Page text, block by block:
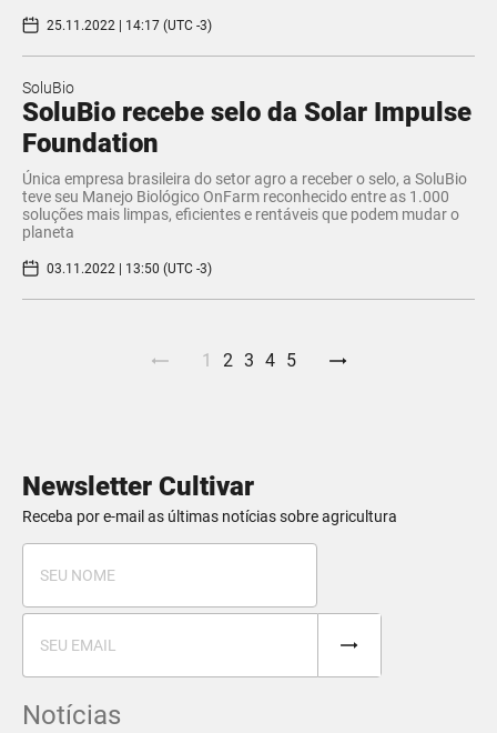
25.11.2022 | 14:17 (UTC -3)
SoluBio
SoluBio recebe selo da Solar Impulse
Foundation
Única empresa brasileira do setor agro a receber o selo, a SoluBio
teve seu Manejo Biológico OnFarm reconhecido entre as 1.000
soluções mais limpas, eficientes e rentáveis que podem mudar o
planeta
03.11.2022 | 13:50 (UTC -3)
1 2 3 4 5
Newsletter Cultivar
Receba por e-mail as últimas notícias sobre agricultura
Notícias